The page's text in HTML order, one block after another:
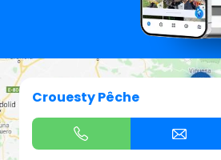
Crouesty Pêche